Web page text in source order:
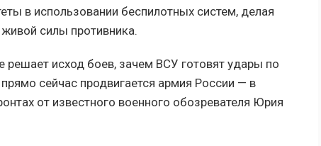
в использовании беспилотных систем, делая
силы противника.
решает исход боев, зачем ВСУ готовят удары по
сейчас продвигается армия России — в
от известного военного обозревателя Юрия